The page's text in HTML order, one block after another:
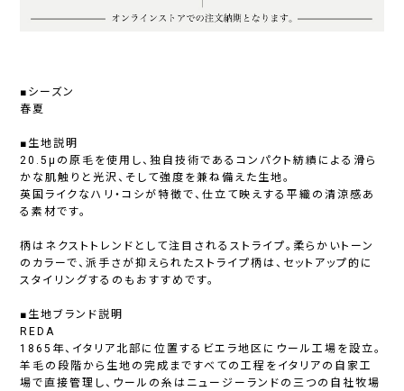
■シーズン
春夏
■生地説明
20.5μの原毛を使用し、独自技術であるコンパクト紡績による滑ら
かな肌触りと光沢、そして強度を兼ね備えた生地。
英国ライクなハリ・コシが特徴で、仕立て映えする平織の清涼感あ
る素材です。
柄はネクストトレンドとして注目されるストライプ。柔らかいトーン
のカラーで、派手さが抑えられたストライプ柄は、セットアップ的に
スタイリングするのもおすすめです。
■生地ブランド説明
REDA
1865年、イタリア北部に位置するビエラ地区にウール工場を設立。
羊毛の段階から生地の完成まですべての工程をイタリアの自家工
場で直接管理し、ウールの糸はニュージーランドの三つの自社牧場